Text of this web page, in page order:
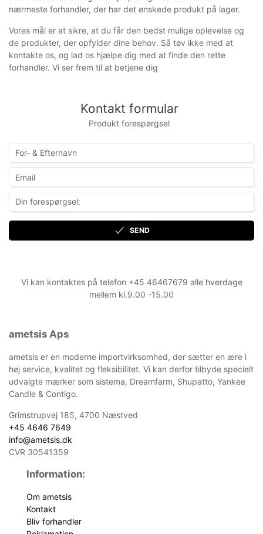
nærmeste forhandler, der har det ønskede produkt på lager.
Vores mål er at sikre, at du får den bedst mulige oplevelse og
de produkter, der opfylder dine behov. Så tøv ikke med at
kontakte os, og lad os hjælpe dig med at finde den rette
forhandler. Vi ser frem til at betjene dig
Kontakt formular
Produkt forespørgsel
SEND
Vi kan kontaktes på telefon +45 46467679 alle hverdage
mellem kl.9.00 -15.00
ametsis Aps
ametsis er en moderne importvirksomhed, der sætter en ære i
høj service, kvalitet og fleksibilitet. Vi kan derfor tilbyde specielt
udvalgte mærker som sistema, Dreamfarm, Shupatto, Yankee
Candle & Contigo.
Grimstrupvej 185, 4700 Næstved
+45 4646 7649
info@ametsis.dk
CVR 30541359
Information:
Om ametsis
Kontakt
Bliv forhandler